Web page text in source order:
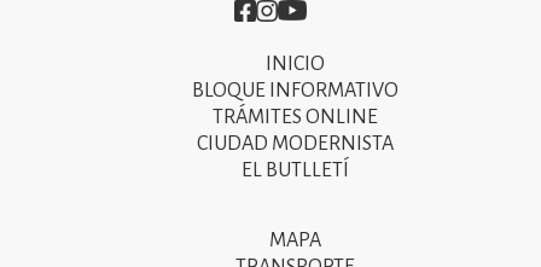
Imatge
Imatge
Imatge
INICIO
BLOQUE INFORMATIVO
TRÁMITES ONLINE
CIUDAD MODERNISTA
EL BUTLLETÍ
MAPA